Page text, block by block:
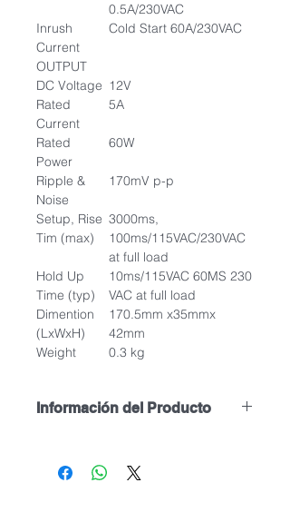
0.5A/230VAC
Inrush
Current
Cold Start 60A/230VAC
OUTPUT
DC Voltage 12V
Rated
Current
5A
Rated
Power
60W
Ripple &
Noise
170mV p-p
Setup, Rise
Tim (max)
3000ms,
100ms/115VAC/230VAC
at full load
Hold Up
Time (typ)
10ms/115VAC 60MS 230
VAC at full load
Dimention
(LxWxH)
170.5mm x35mmx
42mm
Weight
0.3 kg
Información del Producto
Ideal para alimentar los módulos
LED y usar en aplicaciones de